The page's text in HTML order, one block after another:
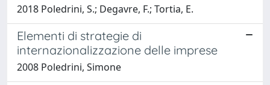
2018 Poledrini, S.; Degavre, F.; Tortia, E.
Elementi di strategie di
internazionalizzazione delle imprese
2008 Poledrini, Simone